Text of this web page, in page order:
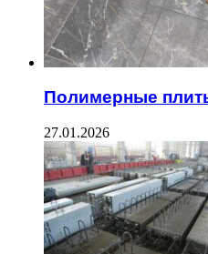
Полимерные
27.01.2026